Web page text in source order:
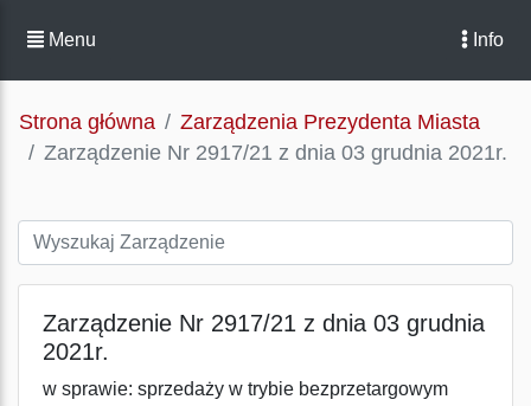
Menu Info
Strona główna
Zarządzenia Prezydenta Miasta
Zarządzenie Nr 2917/21 z dnia 03 grudnia 2021r.
Zarządzenie Nr 2917/21 z dnia 03 grudnia
2021r.
w sprawie: sprzedaży w trybie bezprzetargowym